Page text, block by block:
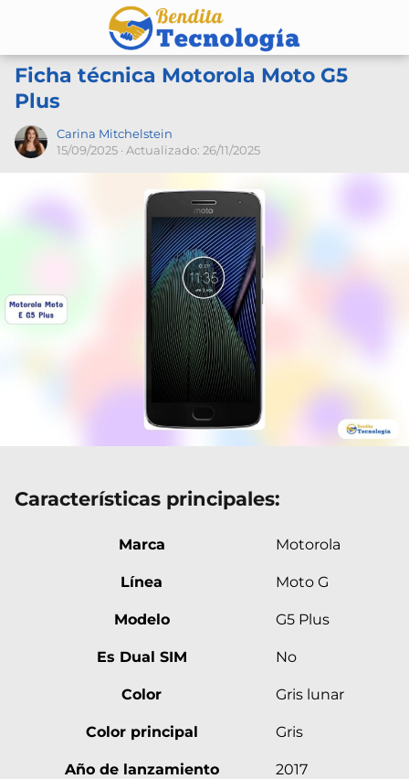
Ficha técnica Motorola Moto G5
Plus
Carina Mitchelstein
15/09/2025 · Actualizado: 26/11/2025
Características principales:
Marca Motorola
Línea Moto G
Modelo G5 Plus
Es Dual SIM No
Color Gris lunar
Color principal Gris
Año de lanzamiento 2017